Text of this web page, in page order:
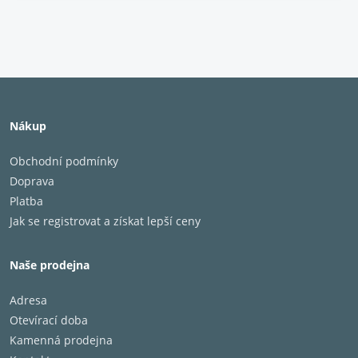
Systém s dvojitým napájecím
Nákup
Obchodní podmínky
Doprava
Platba
Jak se registrovat a získat lepší ceny
Naše prodejna
Adresa
Otevírací doba
Kamenná prodejna